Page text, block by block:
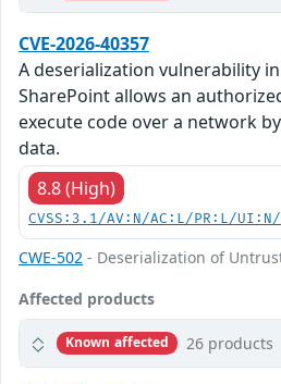
CVE-2026-40357
A deserialization vulnerability
SharePoint allows an
execute code over a network
data.
8.8 (High)
CVSS:3.1/AV:N/AC:L/PR:L/
CWE-502 - Deserialization of
Affected products
Known affected 26 products